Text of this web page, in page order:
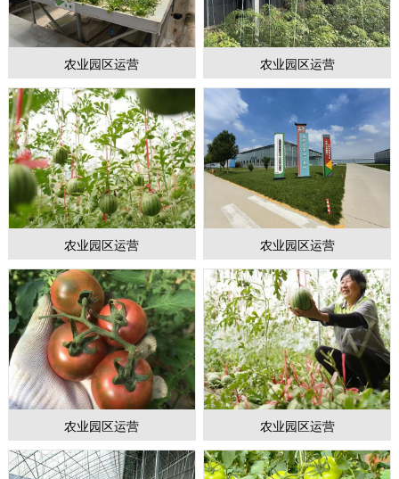
1
农业园区运营 农业园区运营
农业园区运营 农业园区运营
农业园区运营 农业园区运营